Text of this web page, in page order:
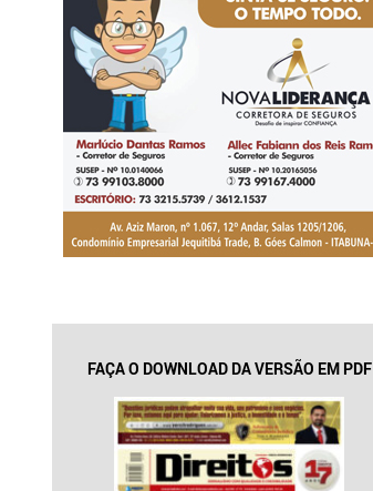
FAÇA O DOWNLOAD DA VERSÃO EM PDF